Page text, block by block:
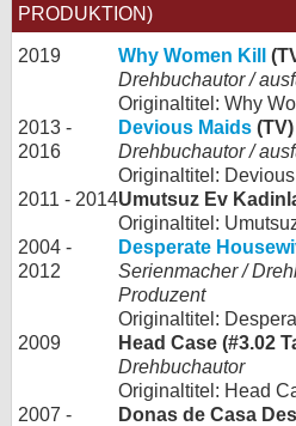
PRODUKTION)
2019 Why Women Kill
Drehbuchautor /
Originaltitel: Why
2013 -
2016
Devious Maids (TV)
Drehbuchautor /
Originaltitel:
2011 - 2014Umutsuz Ev
Originaltitel:
2004 -
2012
Desperate
Serienmacher /
Produzent
Originaltitel:
2009
Head Case (#3.02
Drehbuchautor
Originaltitel: Head
2007 -
Donas de Casa